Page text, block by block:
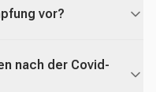
vor?
nach der Covid-